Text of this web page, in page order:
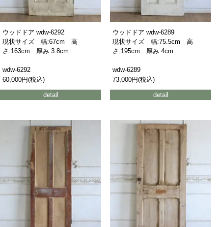
ウッドドア wdw-6292
現状サイズ 幅:67cm 高
さ:163cm 厚み:3.8cm
wdw-6292
60,000円(税込)
detail
ウッドドア wdw-6289
現状サイズ 幅:75.5cm 高
さ:195cm 厚み:4cm
wdw-6289
73,000円(税込)
detail